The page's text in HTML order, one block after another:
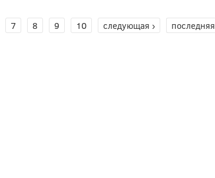
7 8 9 10 следующая ›
последняя